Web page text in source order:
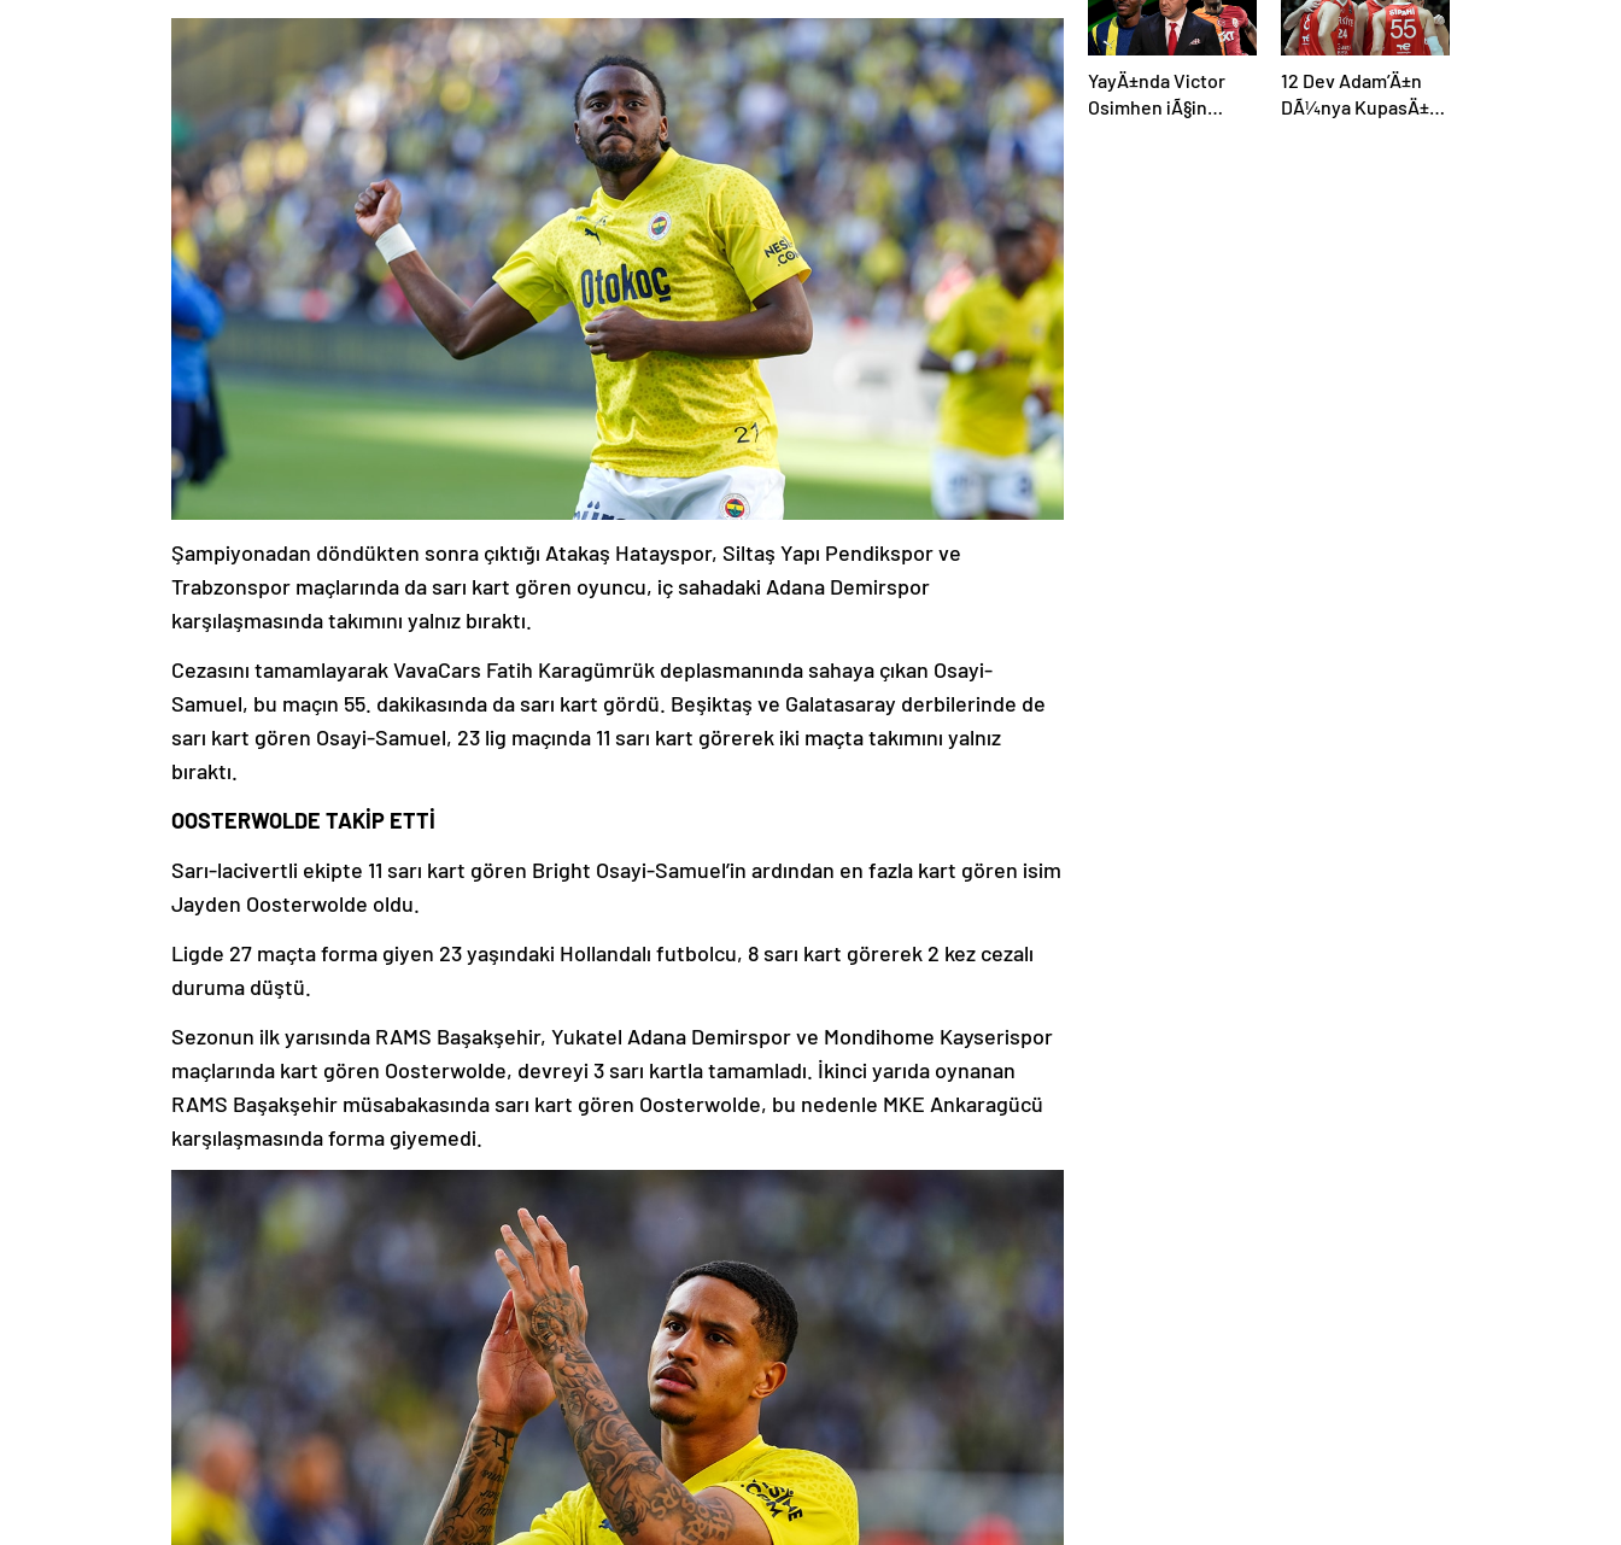
Şampiyonadan döndükten sonra çıktığı Atakaş Hatayspor, Siltaş Yapı Pendikspor ve
Trabzonspor maçlarında da sarı kart gören oyuncu, iç sahadaki Adana Demirspor
karşılaşmasında takımını yalnız bıraktı.
Cezasını tamamlayarak VavaCars Fatih Karagümrük deplasmanında sahaya çıkan Osayi-
Samuel, bu maçın 55. dakikasında da sarı kart gördü. Beşiktaş ve Galatasaray derbilerinde de
sarı kart gören Osayi-Samuel, 23 lig maçında 11 sarı kart görerek iki maçta takımını yalnız
bıraktı.
OOSTERWOLDE TAKİP ETTİ
Sarı-lacivertli ekipte 11 sarı kart gören Bright Osayi-Samuel’in ardından en fazla kart gören isim
Jayden Oosterwolde oldu.
Ligde 27 maçta forma giyen 23 yaşındaki Hollandalı futbolcu, 8 sarı kart görerek 2 kez cezalı
duruma düştü.
Sezonun ilk yarısında RAMS Başakşehir, Yukatel Adana Demirspor ve Mondihome Kayserispor
maçlarında kart gören Oosterwolde, devreyi 3 sarı kartla tamamladı. İkinci yarıda oynanan
RAMS Başakşehir müsabakasında sarı kart gören Oosterwolde, bu nedenle MKE Ankaragücü
karşılaşmasında forma giyemedi.
YayÄ±nda Victor
Osimhen iÃ§in
12 Dev Adam’Ä±n
DÃ¼nya KupasÄ±